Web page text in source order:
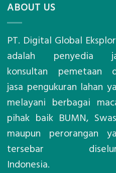
ABOUT US
PT. Digital Global
adalah penyedia
konsultan pemetaan
jasa pengukuran lahan
melayani berbagai
pihak baik BUMN,
maupun perorangan
tersebar
Indonesia.